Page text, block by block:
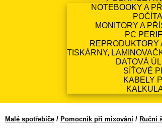
NOTEBOOKY A
MONITORY A
PC
REPRODUKTORY
TISKÁRNY,
DATOVÁ
SÍŤOVÉ
KABELY
Malé spotřebiče / Pomocník při mixování / Ruční